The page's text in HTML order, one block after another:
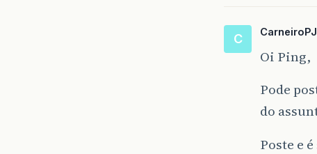
C CarneiroPJ
Oi Ping,
Pode
do
Poste e